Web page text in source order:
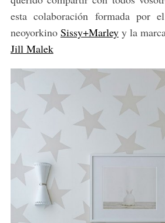
esta colaboración formada por
neoyorkino Sissy+Marleyy la
Jill Malek